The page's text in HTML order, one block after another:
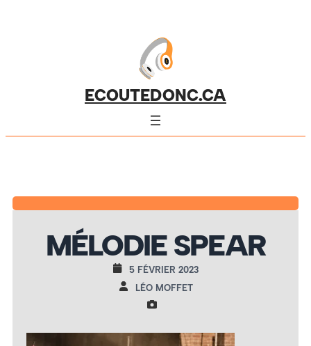
ECOUTEDONC.CA
MÉLODIE SPEAR
5 FÉVRIER 2023
LÉO MOFFET